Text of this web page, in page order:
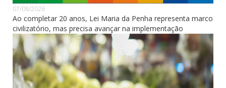
07/08/2026
Ao completar 20 anos, Lei Maria da Penha representa marco
civilizatório, mas precisa avançar na implementação